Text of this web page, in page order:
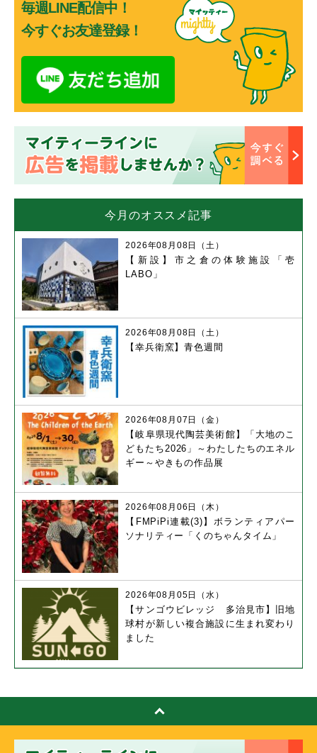
毎週LINE配信中！
今すぐお友達登録！
今月のオススメ記事
【新設】市之倉の体験施設「壱
LABO」
2026年08月08日（土）
【幸兵衛窯】青色週間
2026年08月08日（土）
【岐阜県現代陶芸美術館】「大地のこ
どもたち2026」～わたしたちのエネル
ギー～やきもの作品展
2026年08月07日（金）
【FMPiPi連載(3)】ボランティアパー
ソナリティー「くのちゃんタイム」
2026年08月06日（木）
【サンゴウビレッジ 多治見市】旧地
球村が新しい複合施設に生まれ変わり
ました
2026年08月05日（水）